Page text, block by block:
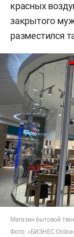
красных
закрытого
разместился
Магазин бытовой
Фото: «БИЗНЕС